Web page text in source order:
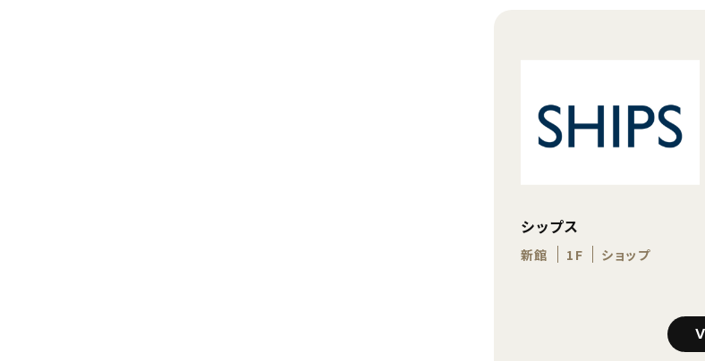
シップス
新館 1F ショップ